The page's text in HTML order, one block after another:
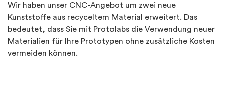
Wir haben unser CNC-Angebot um zwei neue
Kunststoffe aus recyceltem Material erweitert. Das
bedeutet, dass Sie mit Protolabs die Verwendung neuer
Materialien für Ihre Prototypen ohne zusätzliche Kosten
vermeiden können.